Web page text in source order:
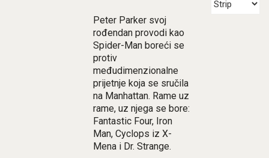
Peter Parker svoj
rođendan provodi kao
Spider-Man boreći se
protiv
međudimenzionalne
prijetnje koja se sručila
na Manhattan. Rame uz
rame, uz njega se bore:
Fantastic Four, Iron
Man, Cyclops iz X-
Mena i Dr. Strange.